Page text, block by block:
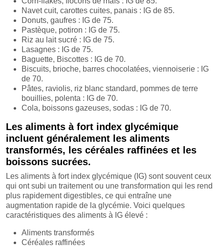
Navet cuit, carottes cuites, panais : IG de 85.
Donuts, gaufres : IG de 75.
Pastèque, potiron : IG de 75.
Riz au lait sucré : IG de 75.
Lasagnes : IG de 75.
Baguette, Biscottes : IG de 70.
Biscuits, brioche, barres chocolatées, viennoiserie : IG
de 70.
Pâtes, raviolis, riz blanc standard, pommes de terre
bouillies, polenta : IG de 70.
Cola, boissons gazeuses, sodas : IG de 70.
Les aliments à fort index glycémique
incluent généralement les aliments
transformés, les céréales raffinées et les
boissons sucrées.
Les aliments à fort index glycémique (IG) sont souvent ceux
qui ont subi un traitement ou une transformation qui les rend
plus rapidement digestibles, ce qui entraîne une
augmentation rapide de la glycémie. Voici quelques
caractéristiques des aliments à IG élevé :
Aliments transformés
Céréales raffinées